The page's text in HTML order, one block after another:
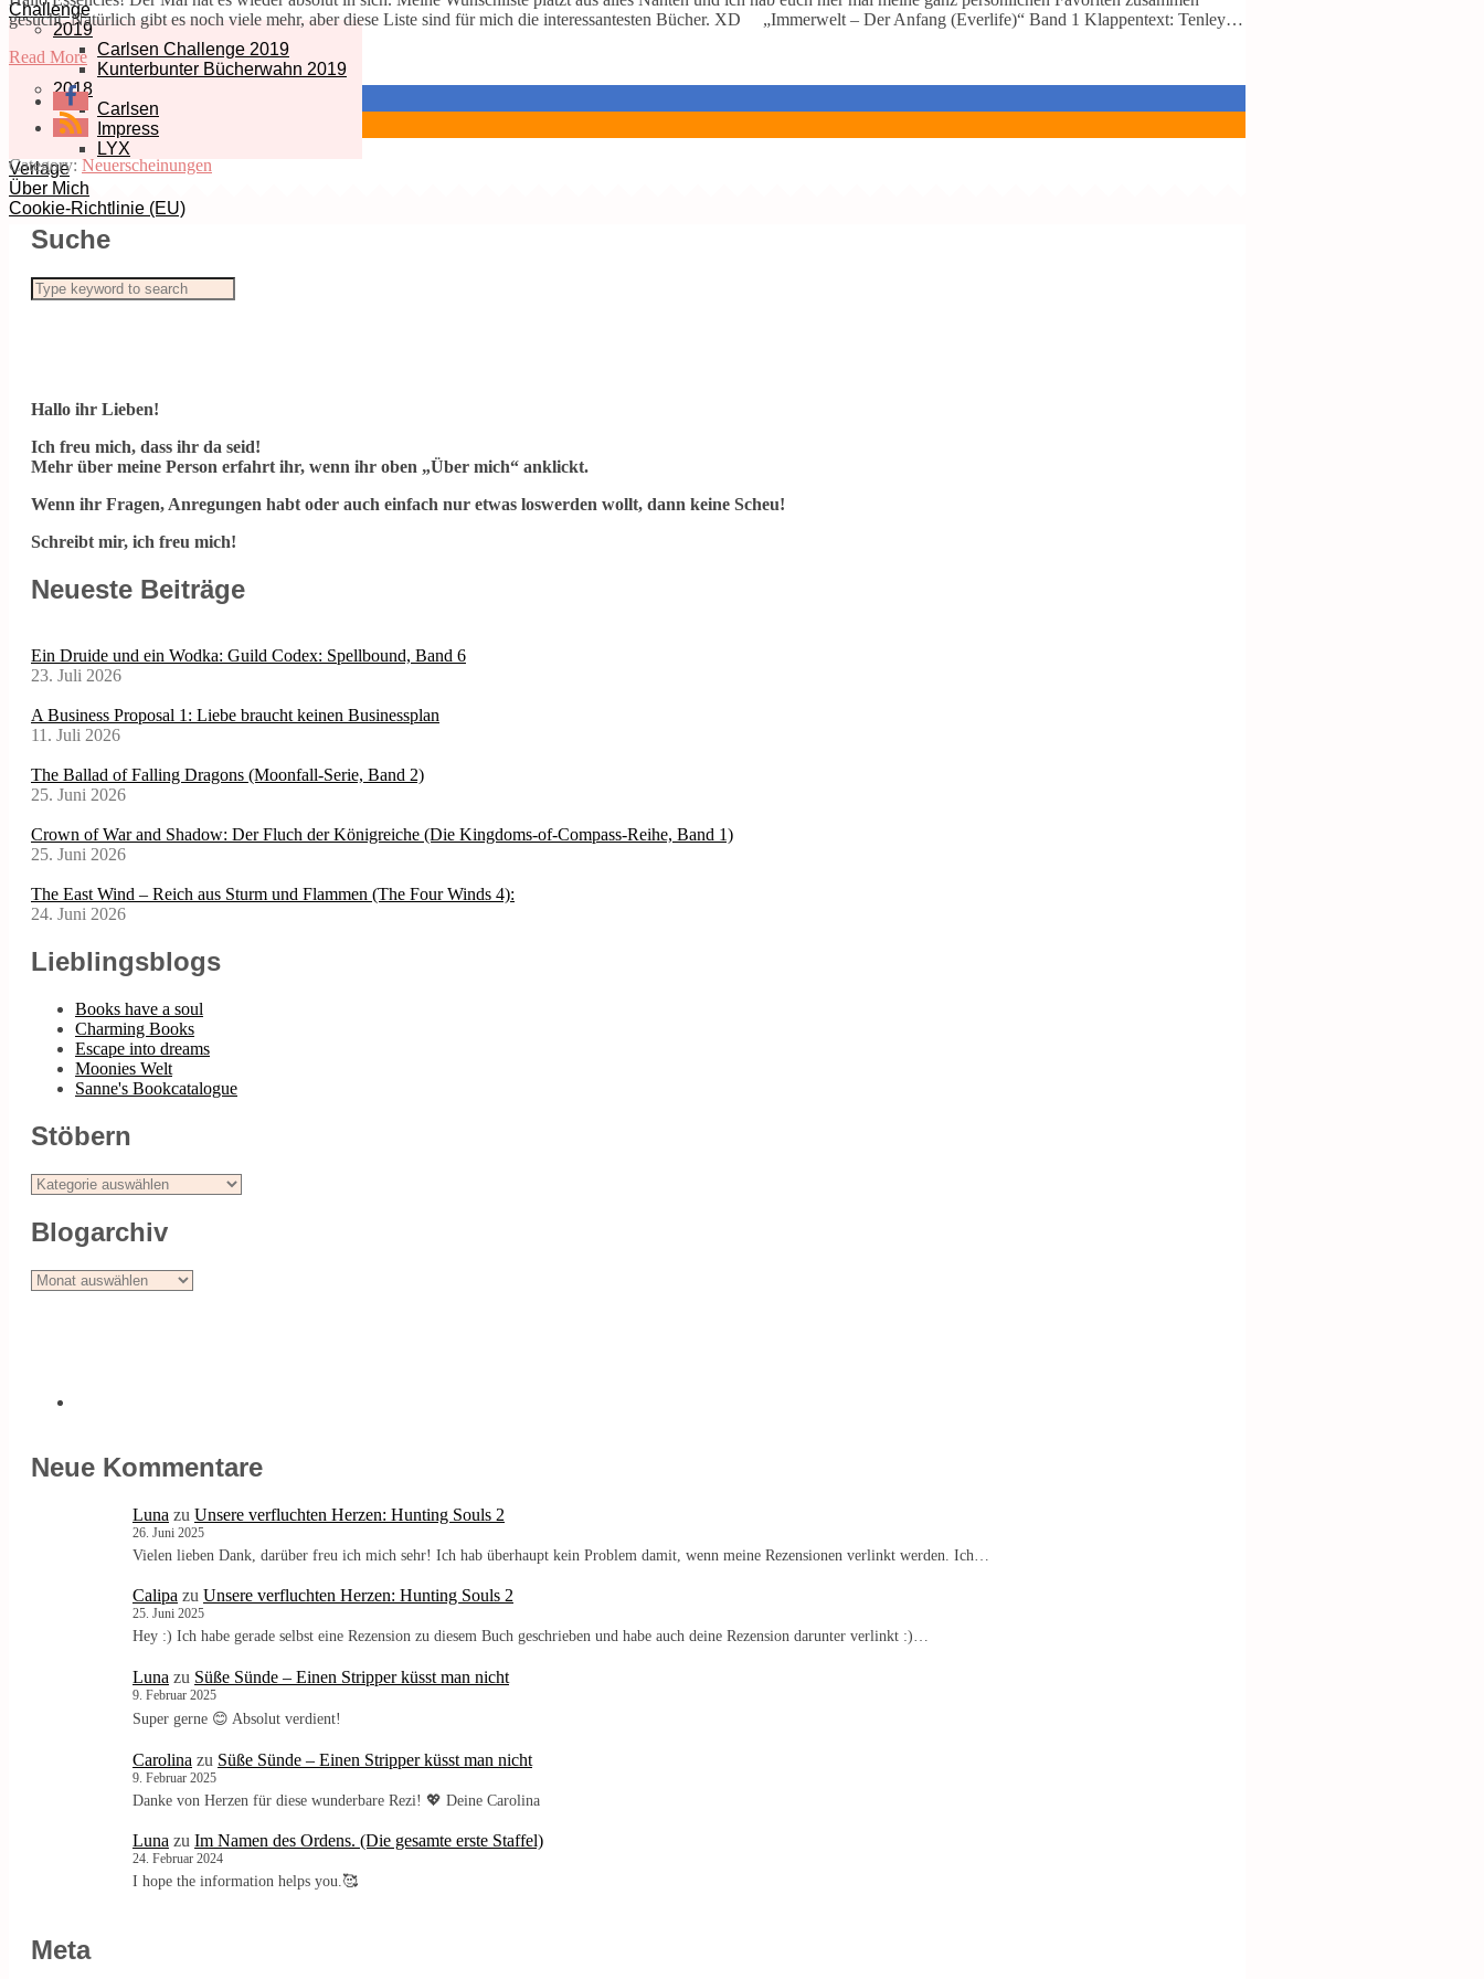
Challenge
2019
Carlsen Challenge 2019
Kunterbunter Bücherwahn 2019
2018
Carlsen
Impress
LYX
Verlage
Über Mich
Cookie-Richtlinie (EU)
gesucht. Natürlich gibt es noch viele mehr, aber diese Liste sind für mich die interessantesten Bücher. XD „Immerwelt – Der Anfang (Everlife)“ Band 1 Klappentext: Tenley…
Read More
Category: Neuerscheinungen
Suche
Hallo ihr Lieben!
Ich freu mich, dass ihr da seid!
Mehr über meine Person erfahrt ihr, wenn ihr oben „Über mich“ anklickt.
Wenn ihr Fragen, Anregungen habt oder auch einfach nur etwas loswerden wollt, dann keine Scheu!
Schreibt mir, ich freu mich!
Neueste Beiträge
Ein Druide und ein Wodka: Guild Codex: Spellbound, Band 6
23. Juli 2026
A Business Proposal 1: Liebe braucht keinen Businessplan
11. Juli 2026
The Ballad of Falling Dragons (Moonfall-Serie, Band 2)
25. Juni 2026
Crown of War and Shadow: Der Fluch der Königreiche (Die Kingdoms-of-Compass-Reihe, Band 1)
25. Juni 2026
The East Wind – Reich aus Sturm und Flammen (The Four Winds 4):
24. Juni 2026
Lieblingsblogs
Books have a soul
Charming Books
Escape into dreams
Moonies Welt
Sanne's Bookcatalogue
Stöbern
Stöbern
Blogarchiv
Blogarchiv
Neue Kommentare
Luna zu Unsere verfluchten Herzen: Hunting Souls 2
26. Juni 2025
Vielen lieben Dank, darüber freu ich mich sehr! Ich hab überhaupt kein Problem damit, wenn meine Rezensionen verlinkt werden. Ich…
Calipa zu Unsere verfluchten Herzen: Hunting Souls 2
25. Juni 2025
Hey :) Ich habe gerade selbst eine Rezension zu diesem Buch geschrieben und habe auch deine Rezension darunter verlinkt :)…
Luna zu Süße Sünde – Einen Stripper küsst man nicht
9. Februar 2025
Super gerne 😊 Absolut verdient!
Carolina zu Süße Sünde – Einen Stripper küsst man nicht
9. Februar 2025
Danke von Herzen für diese wunderbare Rezi! 💖 Deine Carolina
Luna zu Im Namen des Ordens. (Die gesamte erste Staffel)
24. Februar 2024
I hope the information helps you.🥰
Meta